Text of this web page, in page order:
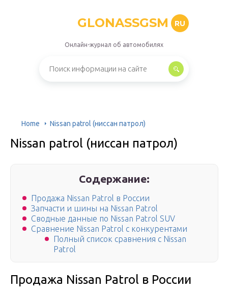
GLONASSGSM RU
Онлайн-журнал об автомобилях
Home Nissan patrol (ниссан патрол)
Nissan patrol (ниссан патрол)
Содержание:
Продажа Nissan Patrol в России
Запчасти и шины на Nissan Patrol
Сводные данные по Nissan Patrol SUV
Сравнение Nissan Patrol с конкурентами
Полный список сравнения с Nissan
Patrol
Продажа Nissan Patrol в России